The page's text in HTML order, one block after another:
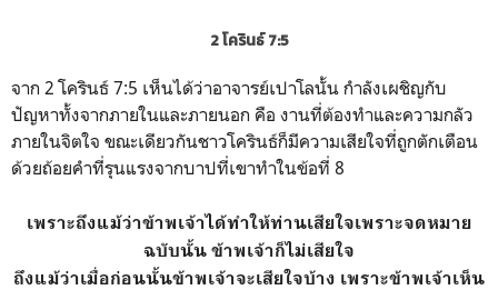
2 โครินธ์ 7:5
จาก 2 โครินธ์ 7:5 เห็นได้ว่าอาจารย์เปาโลนั้น กำลังเผชิญกับ
ปัญหาทั้งจากภายในและภายนอก คือ งานที่ต้องทำและความกลัว
ภายในจิตใจ ขณะเดียวกันชาวโครินธ์ก็มีความเสียใจที่ถูกตักเตือน
ด้วยถ้อยคำที่รุนแรงจากบาปที่เขาทำในข้อที่ 8
เพราะถึงแม้ว่าข้าพเจ้าได้ทำให้ท่านเสียใจเพราะจดหมาย
ฉบับนั้น ข้าพเจ้าก็ไม่เสียใจ
ถึงแม้ว่าเมื่อก่อนนั้นข้าพเจ้าจะเสียใจบ้าง เพราะข้าพเจ้าเห็น